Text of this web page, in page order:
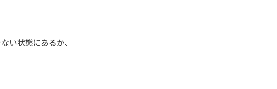
い状態にあるか、